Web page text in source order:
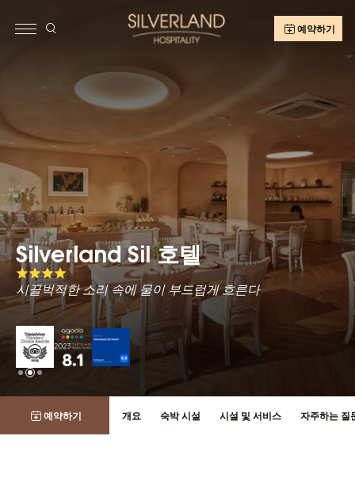
예약하기
Silverland Sil 호텔
시끌벅적한 소리 속에 물이 부드럽게 흐른다
Silverland Sil 호텔
시끌벅적한 소리 속에 물이 부드럽게 흐른다
Silverland Sil 호텔
시끌벅적한 소리 속에 물이 부드럽게 흐른다
예약하기 개요 숙박 시설 시설 및 서비스 자주하는 질